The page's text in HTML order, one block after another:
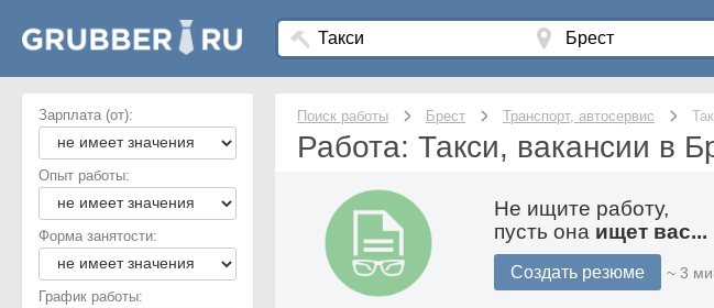
Поиск работы Брест Транспорт, автосервис
Работа: Такси, вакансии в
Не ищите работу,
пусть она ищет вас...
Создать резюме ~ 3
Зарплата (от):
Опыт работы:
Форма занятости:
График работы: